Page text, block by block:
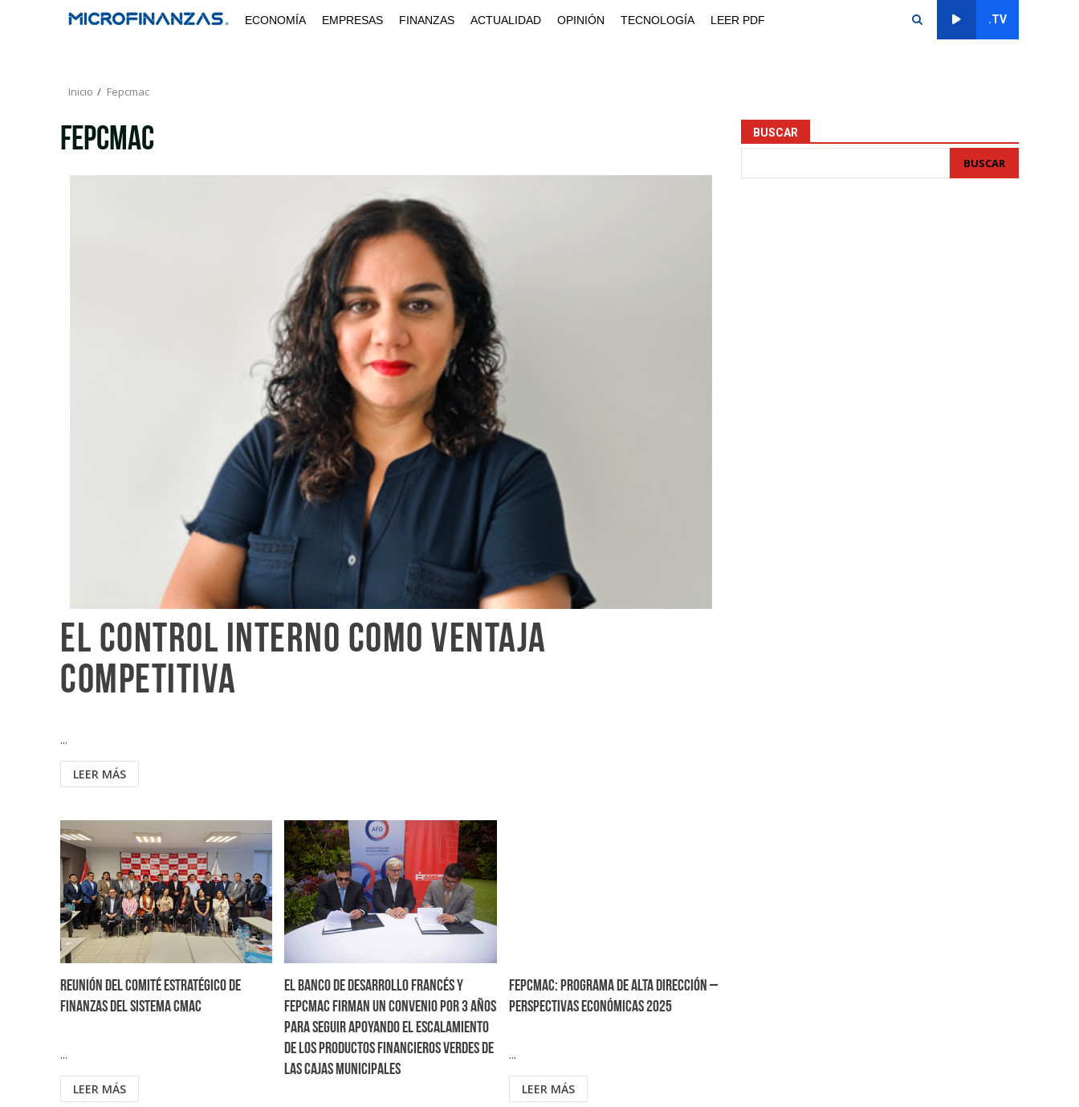
ECONOMÍA EMPRESAS FINANZAS ACTUALIDAD OPINIÓN TECNOLOGÍA LEER PDF .TV
Inicio Fepcmac
Fepcmac
El Control Interno como ventaja
competitiva
...
LEER MÁS
Reunión del Comité Estratégico de
Finanzas del Sistema CMAC
...
LEER MÁS
El Banco de Desarrollo Francés y
FEPCMAC firman un convenio por 3 años
para seguir apoyando el escalamiento
de los productos financieros verdes de
las Cajas Municipales
FEPCMAC: Programa de alta dirección –
Perspectivas Económicas 2025
...
LEER MÁS
BUSCAR
BUSCAR